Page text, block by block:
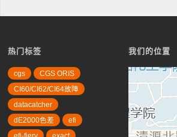
热门标签
cgs
CGS ORIS
CI60/CI62/CI64故障
datacatcher
dE2000色差
efi
efi-fiery
exact
我们的位置